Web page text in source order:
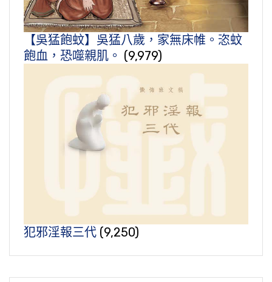
【吳猛飽蚊】吳猛八歲，家無床帷。恣蚊
飽血，恐噬親肌。 (9,979)
犯邪淫報三代 (9,250)